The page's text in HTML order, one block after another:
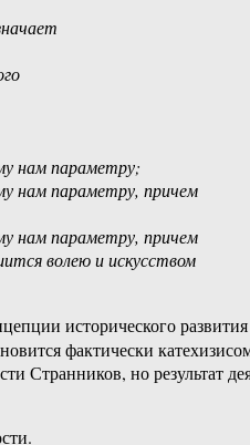
нам параметру;
нам параметру, причем
нам параметру, причем
волею и искусством
исторического
фактически
Странников, но